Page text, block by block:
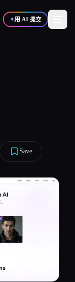
✦用 AI 提交
Save